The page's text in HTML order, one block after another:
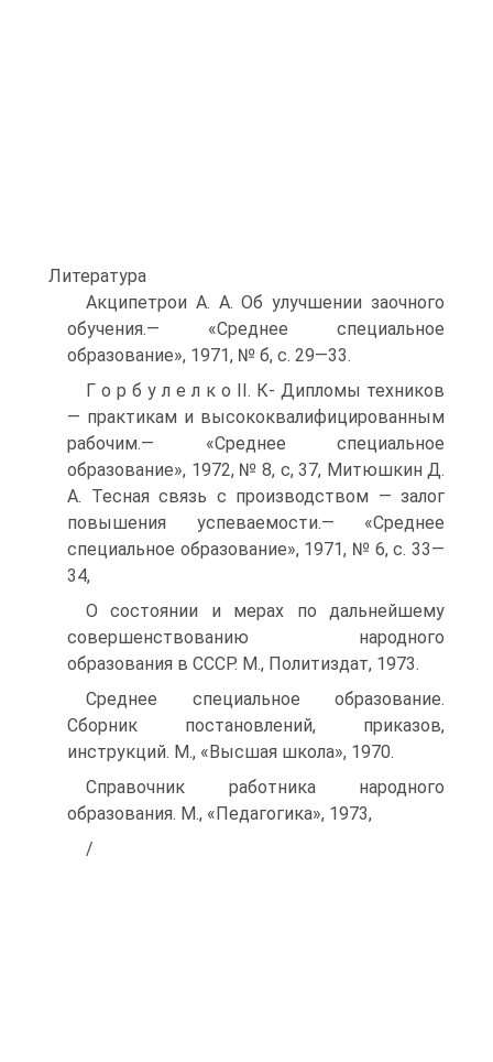
Литература
Акципетрои А. А. Об улучшении заочного
обучения.— «Среднее специальное
образование», 1971, № б, с. 29—33.
Г о р б у л е л к о II. К- Дипломы техников
— практикам и высококвалифицированным
рабочим.— «Среднее специальное
образование», 1972, № 8, с, 37, Митюшкин Д.
А. Тесная связь с производством — залог
повышения успеваемости.— «Среднее
специальное образование», 1971, № 6, с. 33—
34,
О состоянии и мерах по дальнейшему
совершенствованию народного
образования в СССР. М., Политиздат, 1973.
Среднее специальное образование.
Сборник постановлений, приказов,
инструкций. М., «Высшая школа», 1970.
Справочник работника народного
образования. М., «Педагогика», 1973,
/